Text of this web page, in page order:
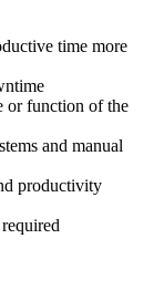
time more
or function of the
and manual
productivity